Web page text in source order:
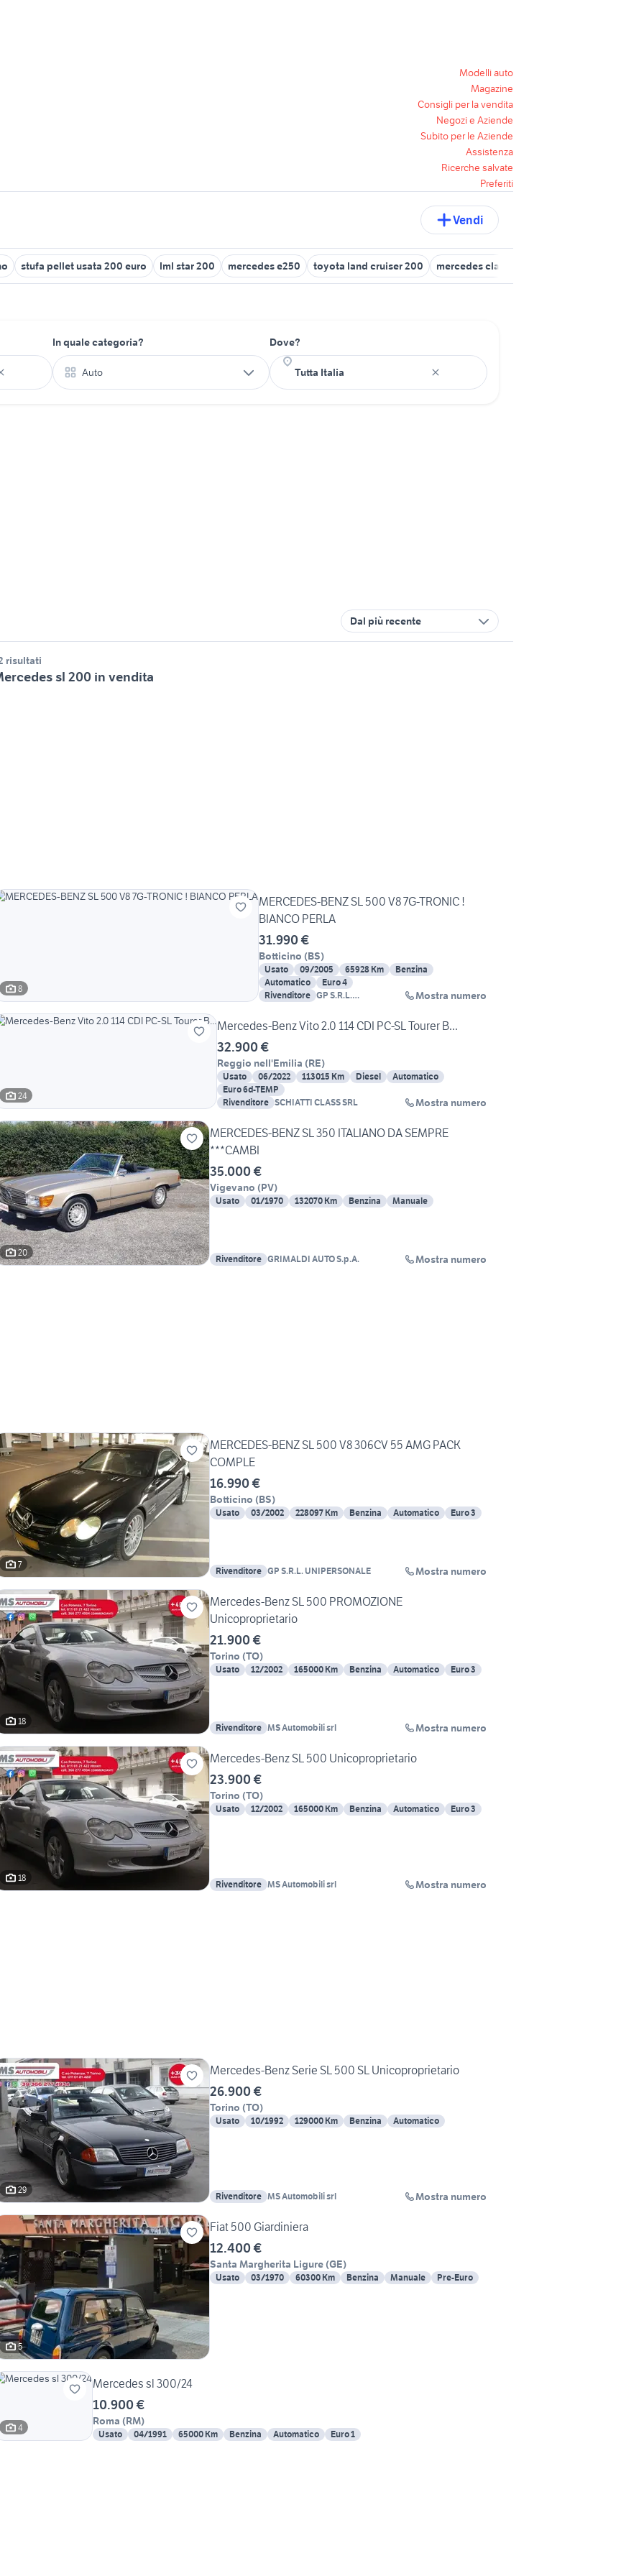
Modelli auto
Magazine
Consigli per la vendita
Negozi e Aziende
Subito per le Aziende
Assistenza
Ricerche salvate
Preferiti
Vendi
stufa pellet usata 200 euro lml star 200 mercedes e250 toyota land cruiser 200 mercedes cla 180 usata
In quale categoria?
Auto
Dove?
Dal più recente
risultati
sl 200 in vendita
8
MERCEDES-BENZ SL 500 V8 7G-TRONIC !
BIANCO PERLA
31.990 €
Botticino (BS)
Usato 09/2005 65928 Km
Benzina
Automatico
Euro 4
Rivenditore GP S.R.L.
Mostra numero
24
Mercedes-Benz Vito 2.0 114 CDI PC-SL Tourer B...
32.900 €
Reggio nell'Emilia (RE)
Usato 06/2022 113015 Km Diesel
Automatico
Euro 6d-TEMP
Rivenditore SCHIATTI CLASS SRL Mostra numero
20
MERCEDES-BENZ SL 350 ITALIANO DA SEMPRE
***CAMBI
35.000 €
Vigevano (PV)
Usato 01/1970 132070 Km Benzina Manuale
Rivenditore GRIMALDI AUTO S.p.A. Mostra numero
7
MERCEDES-BENZ SL 500 V8 306CV 55 AMG PACK
COMPLE
16.990 €
Botticino (BS)
Usato 03/2002 228097 Km Benzina Automatico Euro 3
Rivenditore GP S.R.L. UNIPERSONALE Mostra numero
18
Mercedes-Benz SL 500 PROMOZIONE
Unicoproprietario
21.900 €
Torino (TO)
Usato 12/2002 165000 Km Benzina Automatico Euro 3
Rivenditore MS Automobili srl Mostra numero
18
Mercedes-Benz SL 500 Unicoproprietario
23.900 €
Torino (TO)
Usato 12/2002 165000 Km Benzina Automatico Euro 3
Rivenditore MS Automobili srl Mostra numero
29
Mercedes-Benz Serie SL 500 SL Unicoproprietario
26.900 €
Torino (TO)
Usato 10/1992 129000 Km Benzina Automatico
Rivenditore MS Automobili srl Mostra numero
5
Fiat 500 Giardiniera
12.400 €
Santa Margherita Ligure (GE)
Usato 03/1970 60300 Km Benzina Manuale Pre-Euro
4
Mercedes sl 300/24
10.900 €
Roma (RM)
Usato 04/1991 65000 Km Benzina Automatico Euro 1